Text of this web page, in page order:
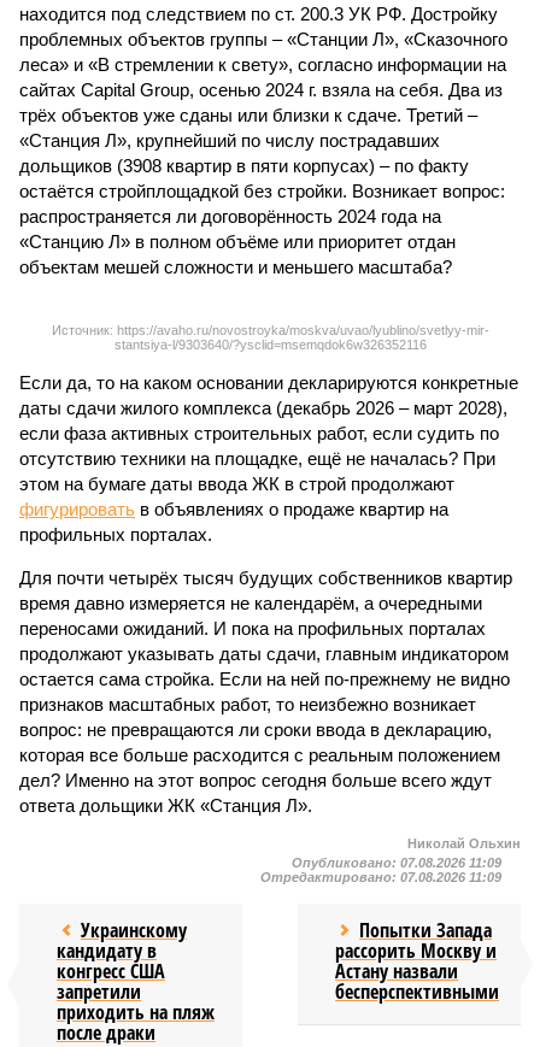
находится под следствием по ст. 200.3 УК РФ. Достройку
проблемных объектов группы – «Станции Л», «Сказочного
леса» и «В стремлении к свету», согласно информации на
сайтах Capital Group, осенью 2024 г. взяла на себя. Два из
трёх объектов уже сданы или близки к сдаче. Третий –
«Станция Л», крупнейший по числу пострадавших
дольщиков (3908 квартир в пяти корпусах) – по факту
остаётся стройплощадкой без стройки. Возникает вопрос:
распространяется ли договорённость 2024 года на
«Станцию Л» в полном объёме или приоритет отдан
объектам мешей сложности и меньшего масштаба?
Источник: https://avaho.ru/novostroyka/moskva/uvao/lyublino/svetlyy-mir-
stantsiya-l/9303640/?ysclid=msemqdok6w326352116
Если да, то на каком основании декларируются конкретные
даты сдачи жилого комплекса (декабрь 2026 – март 2028),
если фаза активных строительных работ, если судить по
отсутствию техники на площадке, ещё не началась? При
этом на бумаге даты ввода ЖК в строй продолжают
фигурировать в объявлениях о продаже квартир на
профильных порталах.
Для почти четырёх тысяч будущих собственников квартир
время давно измеряется не календарём, а очередными
переносами ожиданий. И пока на профильных порталах
продолжают указывать даты сдачи, главным индикатором
остается сама стройка. Если на ней по-прежнему не видно
признаков масштабных работ, то неизбежно возникает
вопрос: не превращаются ли сроки ввода в декларацию,
которая все больше расходится с реальным положением
дел? Именно на этот вопрос сегодня больше всего ждут
ответа дольщики ЖК «Станция Л».
Николай Ольхин
Опубликовано: 07.08.2026 11:09
Отредактировано: 07.08.2026 11:09
Украинскому
кандидату в
конгресс США
запретили
приходить на пляж
после драки
Попытки Запада
рассорить Москву и
Астану назвали
бесперспективными